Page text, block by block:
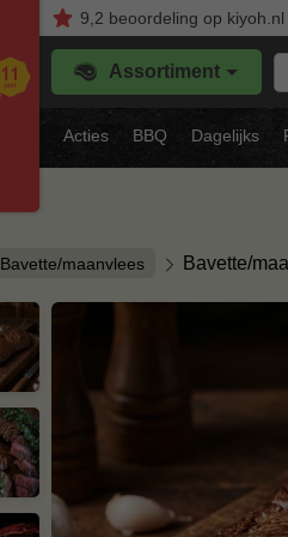
9,2 beoordelingop kiyoh.nl
Assortiment
Acties BBQ Dagelijks
Bavette/maanvlees Bavette/